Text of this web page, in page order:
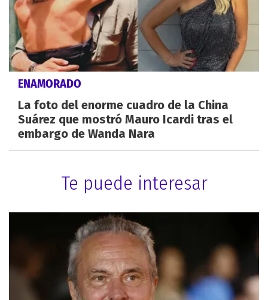
ENAMORADO
La foto del enorme cuadro de la China
Suárez que mostró Mauro Icardi tras el
embargo de Wanda Nara
Te puede interesar